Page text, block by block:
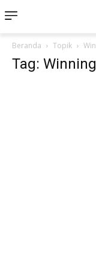
Beranda Topik
Tag: